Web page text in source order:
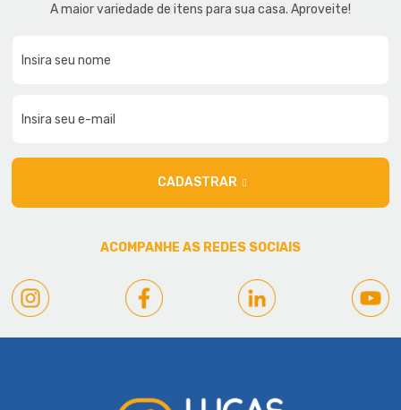
A maior variedade de itens para sua casa. Aproveite!
CADASTRAR
ACOMPANHE AS REDES SOCIAIS